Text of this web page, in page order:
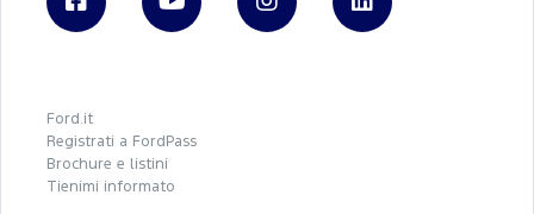
Ford.it
Registrati a FordPass
Brochure e listini
Tienimi informato